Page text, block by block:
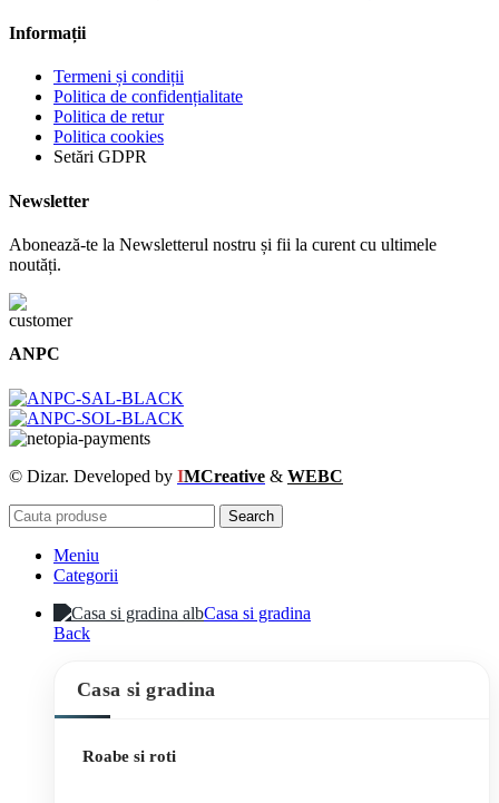
Informații
Termeni și condiții
Politica de confidențialitate
Politica de retur
Politica cookies
Setări GDPR
Newsletter
Abonează-te la Newsletterul nostru și fii la curent cu ultimele
noutăți.
ANPC
© Dizar. Developed by IMCreative & WEBC
Search
Meniu
Categorii
Casa si gradina
Back
Casa si gradina
Roabe si roti